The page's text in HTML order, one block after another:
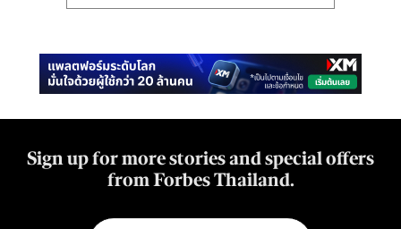
Sign up for more stories and special offers
from Forbes Thailand.